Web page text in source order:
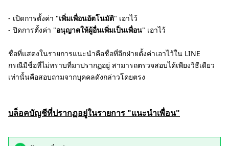
- เปิดการตั้งค่า "เพิ่มเพื่อนอัตโนมัติ" เอาไว้
- ปิดการตั้งค่า "อนุญาตให้ผู้อื่นเพิ่มเป็นเพื่อน" เอาไว้
ชื่อที่แสดงในรายการแนะนำคือชื่อที่อีกฝ่ายตั้งค่าเอาไว้ใน LINE
กรณีมีชื่อที่ไม่ทราบที่มาปรากฏอยู่ สามารถตรวจสอบได้เพียงวิธีเดียว
เท่านั้นคือสอบถามจากบุคคลดังกล่าวโดยตรง
บล็อคบัญชีที่ปรากฏอยู่ในรายการ "แนะนำเพื่อน"